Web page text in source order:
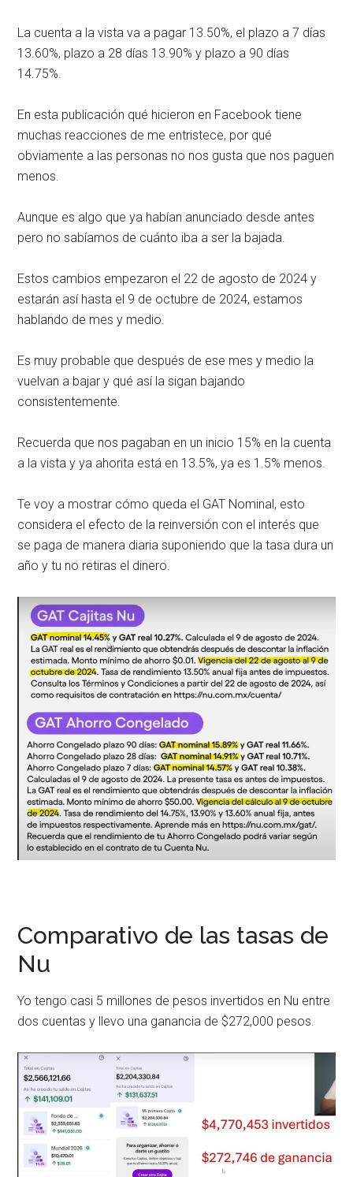
La cuenta a la vista va a pagar 13.50%, el plazo a 7 días
13.60%, plazo a 28 días 13.90% y plazo a 90 días
14.75%.
En esta publicación qué hicieron en Facebook tiene
muchas reacciones de me entristece, por qué
obviamente a las personas no nos gusta que nos paguen
menos.
Aunque es algo que ya habían anunciado desde antes
pero no sabíamos de cuánto iba a ser la bajada.
Estos cambios empezaron el 22 de agosto de 2024 y
estarán así hasta el 9 de octubre de 2024, estamos
hablando de mes y medio.
Es muy probable que después de ese mes y medio la
vuelvan a bajar y qué así la sigan bajando
consistentemente.
Recuerda que nos pagaban en un inicio 15% en la cuenta
a la vista y ya ahorita está en 13.5%, ya es 1.5% menos.
Te voy a mostrar cómo queda el GAT Nominal, esto
considera el efecto de la reinversión con el interés que
se paga de manera diaria suponiendo que la tasa dura un
año y tu no retiras el dinero.
Comparativo de las tasas de
Nu
Yo tengo casi 5 millones de pesos invertidos en Nu entre
dos cuentas y llevo una ganancia de $272,000 pesos.